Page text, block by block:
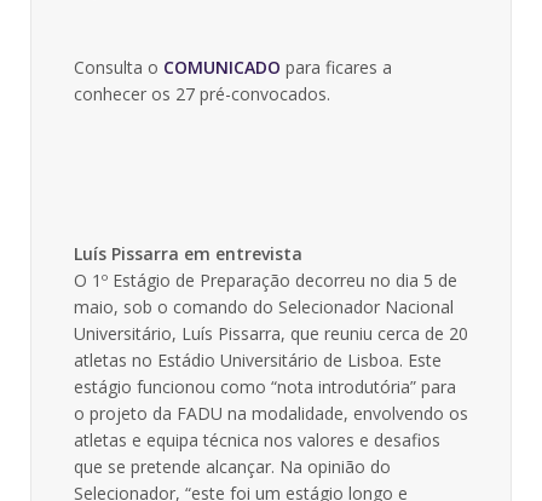
Consulta o COMUNICADO para ficares a
conhecer os 27 pré-convocados.
Luís Pissarra em entrevista
O 1º Estágio de Preparação decorreu no dia 5 de
maio, sob o comando do Selecionador Nacional
Universitário, Luís Pissarra, que reuniu cerca de 20
atletas no Estádio Universitário de Lisboa. Este
estágio funcionou como “nota introdutória” para
o projeto da FADU na modalidade, envolvendo os
atletas e equipa técnica nos valores e desafios
que se pretende alcançar. Na opinião do
Selecionador, “este foi um estágio longo e